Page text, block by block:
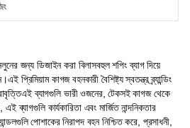
জন্য ডিজাইন করা বিলাসবহুল শপিং ব্যাগ দিয়ে
কাগজ বহনকারী বৈশিষ্ট্য স্বতন্ত্র ব্র্যান্ডিং
ব্যাগগুলি ভারী ওজনের, টেকসই কাগজ থেকে
ব্যাগগুলি কার্যকারিতা এবং মার্জিত নান্দনিকতার
পোশাকের নিরাপদ বহন নিশ্চিত করে, প্রসাধনী,